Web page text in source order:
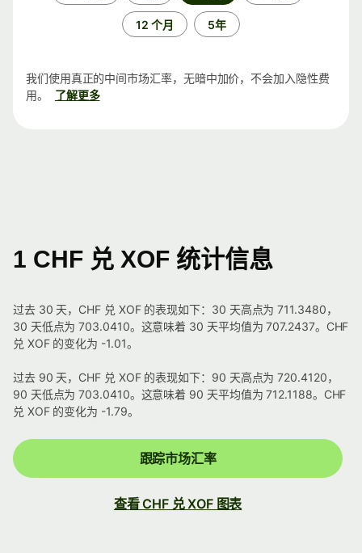
12 个月 5年
我们使用真正的中间市场汇率，无暗中加价，不会加入隐性费
用。
了解更多
1 CHF 兑 XOF 统计信息
过去 30 天，CHF 兑 XOF 的表现如下：30 天高点为 711.3480，
30 天低点为 703.0410。这意味着 30 天平均值为 707.2437。CHF
兑 XOF 的变化为 -1.01。
过去 90 天，CHF 兑 XOF 的表现如下：90 天高点为 720.4120，
90 天低点为 703.0410。这意味着 90 天平均值为 712.1188。CHF
兑 XOF 的变化为 -1.79。
跟踪市场汇率
查看 CHF 兑 XOF 图表